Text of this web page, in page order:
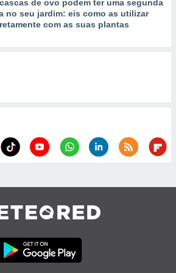
de ovo podem ter uma segunda
no seu jardim: eis como as utilizar
com as suas plantas